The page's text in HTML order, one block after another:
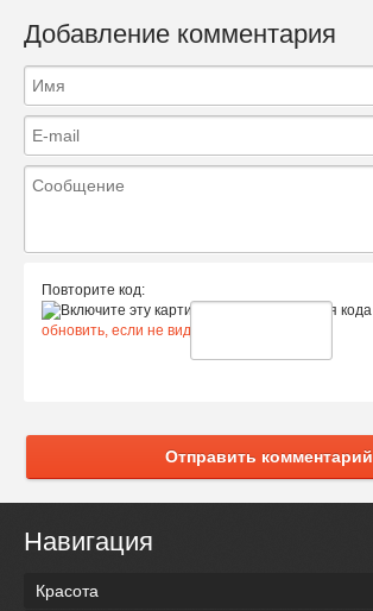
Добавление комментария
Повторите код:
обновить, если не виден код
Отправить комментарий
Навигация
Красота